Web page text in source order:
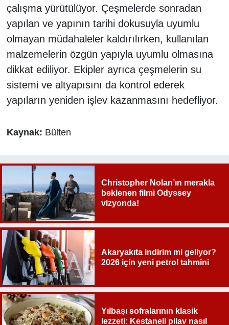
çalışma yürütülüyor. Çeşmelerde sonradan
yapılan ve yapının tarihi dokusuyla uyumlu
olmayan müdahaleler kaldırılırken, kullanılan
malzemelerin özgün yapıyla uyumlu olmasına
dikkat ediliyor. Ekipler ayrıca çeşmelerin su
sistemi ve altyapısını da kontrol ederek
yapıların yeniden işlev kazanmasını hedefliyor.
Kaynak: Bülten
Christopher Nolan’ın merakla
beklenen filmi Odyssey
vizyonda!
Akaryakıta indirim mi geliyor?
2026 için yeni petrol tahmini
Yılbaşı sofralarının klasik
lezzeti: Kestaneli pilav nasıl